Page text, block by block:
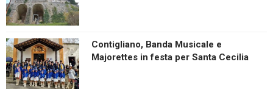
Contigliano, Banda Musicale e
Majorettes in festa per Santa Cecilia